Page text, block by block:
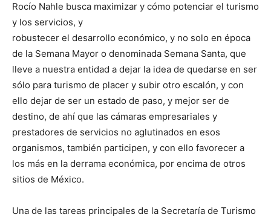
Rocío Nahle busca maximizar y cómo potenciar el turismo
y los servicios, y
robustecer el desarrollo económico, y no solo en época
de la Semana Mayor o denominada Semana Santa, que
lleve a nuestra entidad a dejar la idea de quedarse en ser
sólo para turismo de placer y subir otro escalón, y con
ello dejar de ser un estado de paso, y mejor ser de
destino, de ahí que las cámaras empresariales y
prestadores de servicios no aglutinados en esos
organismos, también participen, y con ello favorecer a
los más en la derrama económica, por encima de otros
sitios de México.
Una de las tareas principales de la Secretaría de Turismo